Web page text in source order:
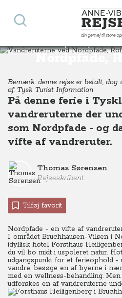
Anne-
din genvej til store
Søg
Nordpfade,
Destinationer Europa Tyskland
Bemærk: denne rejse er betalt, dog
af: Tysk Turist Information
På denne ferie i
vandreruterne der
som Nordpfade - og
vifte af vandreruter.
Thomas Sørensen
Rejseskribent
Tilføj favorit
Nordpfade - en vifte af
I området Bruchhausen-Vilsen i
idyllisk hotel Forsthaus
du vil bo midt i uspoleret natur.
udgangspunkt for et ferieophold -
vandre, besøge en af byerne i
med en wellness-behandling.
udforskes en af vandreruterne